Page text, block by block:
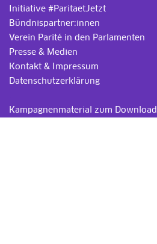
Initiative #ParitaetJetzt
Bündnispartner:innen
Verein Parité in den Parlamenten
Presse & Medien
Kontakt & Impressum
Datenschutzerklärung
Kampagnenmaterial zum Download